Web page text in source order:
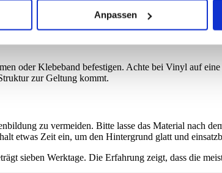
Anpassen
gerollt oder plan liegend auf, um Falten und Knicke
zwischen den Lagen, gelagert werden, um
oder Klebeband befestigen. Achte bei Vinyl auf
zur Geltung kommt.
zu vermeiden. Bitte lasse das Material nach
etwas Zeit ein, um den Hintergrund glatt und
sieben Werktage. Die Erfahrung zeigt, dass die